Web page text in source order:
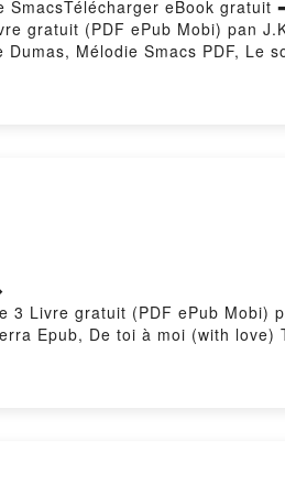
SmacsTélécharger eBook gratuit
gratuit (PDF ePub Mobi) pan
Mélodie Smacs PDF, Le
Audiobook, Le sortilège de la
Livre gratuit (PDF ePub Mobi)
Epub, De toi à moi (with love)
toi à moi (with love) Tome 3